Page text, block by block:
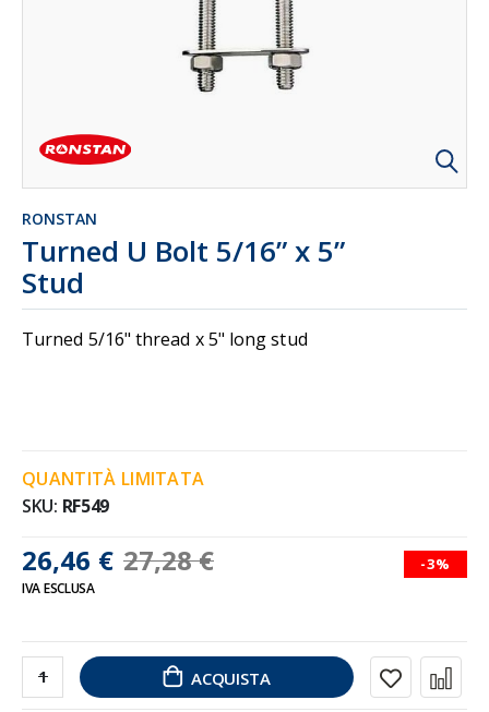
RONSTAN
Turned U Bolt 5/16” x 5”
Stud
Turned 5/16" thread x 5" long stud
26,46 € 27,28 € -3%
IVA ESCLUSA
QUANTITÀ LIMITATA
SKU RF549
ACQUISTA